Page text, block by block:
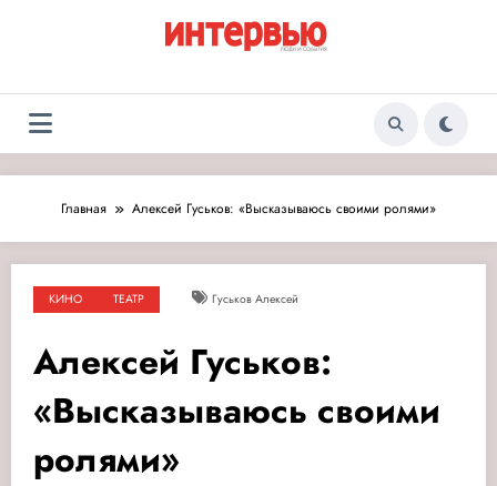
Журнал «Интервью:
Люди и события»
Люди и события
Главная Алексей Гуськов: «Высказываюсь своими ролями»
КИНО ТЕАТР Гуськов Алексей
Алексей Гуськов:
«Высказываюсь своими
ролями»